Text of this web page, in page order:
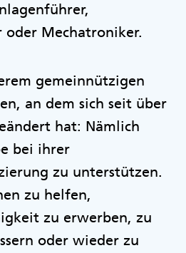
Mechatroniker.
gemeinnützigen
an dem sich seit über
hat: Nämlich
bei ihrer
zu unterstützen.
zu helfen,
zu erwerben, zu
oder wieder zu